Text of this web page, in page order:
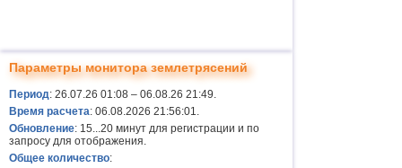
Параметры монитора землетрясений
Период: 26.07.26 01:08 – 06.08.26 21:49.
Время расчета: 06.08.2026 21:56:01.
Обновление: 15...20 минут для регистрации и по
запросу для отображения.
Общее количество: